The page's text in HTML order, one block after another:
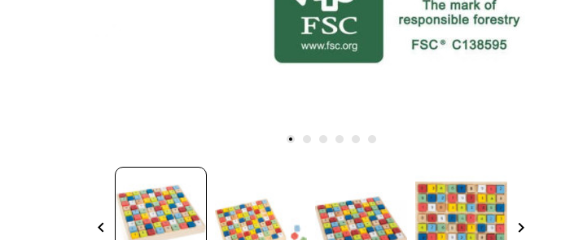
keyboard_arrow_left keyboard_arrow_right